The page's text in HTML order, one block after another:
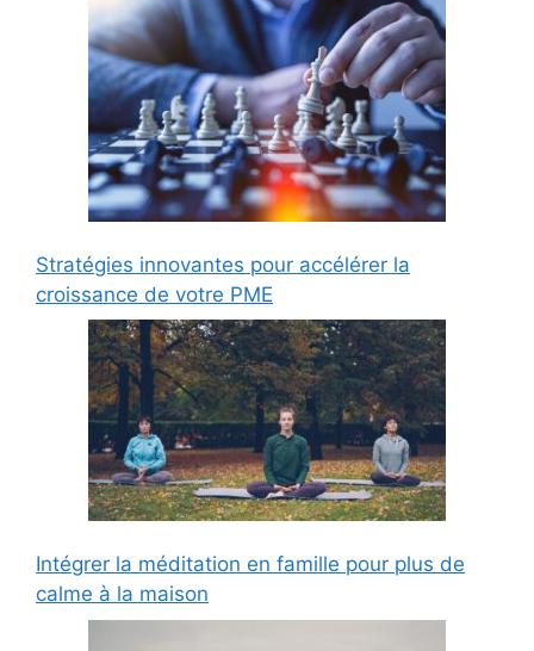
Stratégies innovantes pour accélérer la
croissance de votre PME
Intégrer la méditation en famille pour plus de
calme à la maison